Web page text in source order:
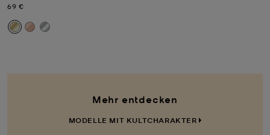
Jetzt
69 €
Mehr entdecken
MODELLE MIT KULTCHARAKTER